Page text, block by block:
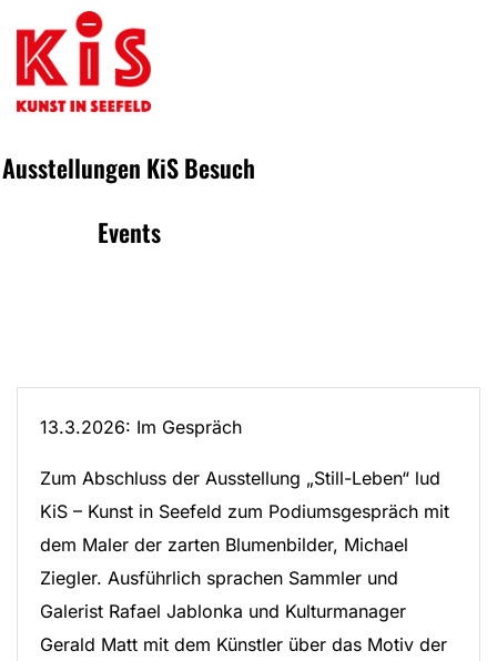
Ausstellungen KiSBesuch
Events
13.3.2026: Im Gespräch
Zum Abschluss der Ausstellung „Still-Leben“ lud
KiS – Kunst in Seefeld zum Podiumsgespräch mit
dem Maler der zarten Blumenbilder, Michael
Ziegler. Ausführlich sprachen Sammler und
Galerist Rafael Jablonka und Kulturmanager
Gerald Matt mit dem Künstler über das Motiv der